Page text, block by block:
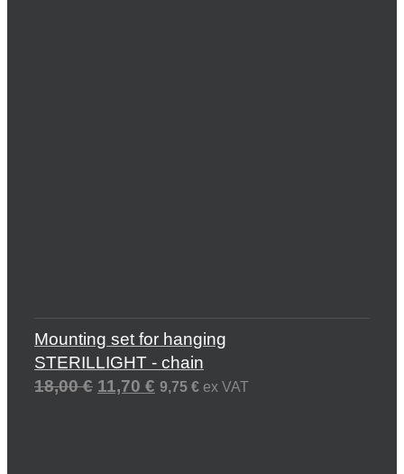
Mounting set for hanging
STERILLIGHT - chain
18,00€ 11,70 € 9,75 € ex VAT